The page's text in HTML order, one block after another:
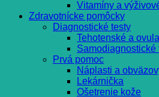
Vitamíny a
Zdravotnícke pomôcky
Diagnostické testy
Tehotenské a
Samodiagnostické
Prvá pomoc
Náplasti a
Lekárnička
Ošetrenie kože